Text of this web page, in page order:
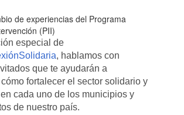
de experiencias del Programa
(PII)
especial de
, hablamos con
que te ayudarán a
fortalecer el sector solidario y
cada uno de los municipios y
de nuestro país.